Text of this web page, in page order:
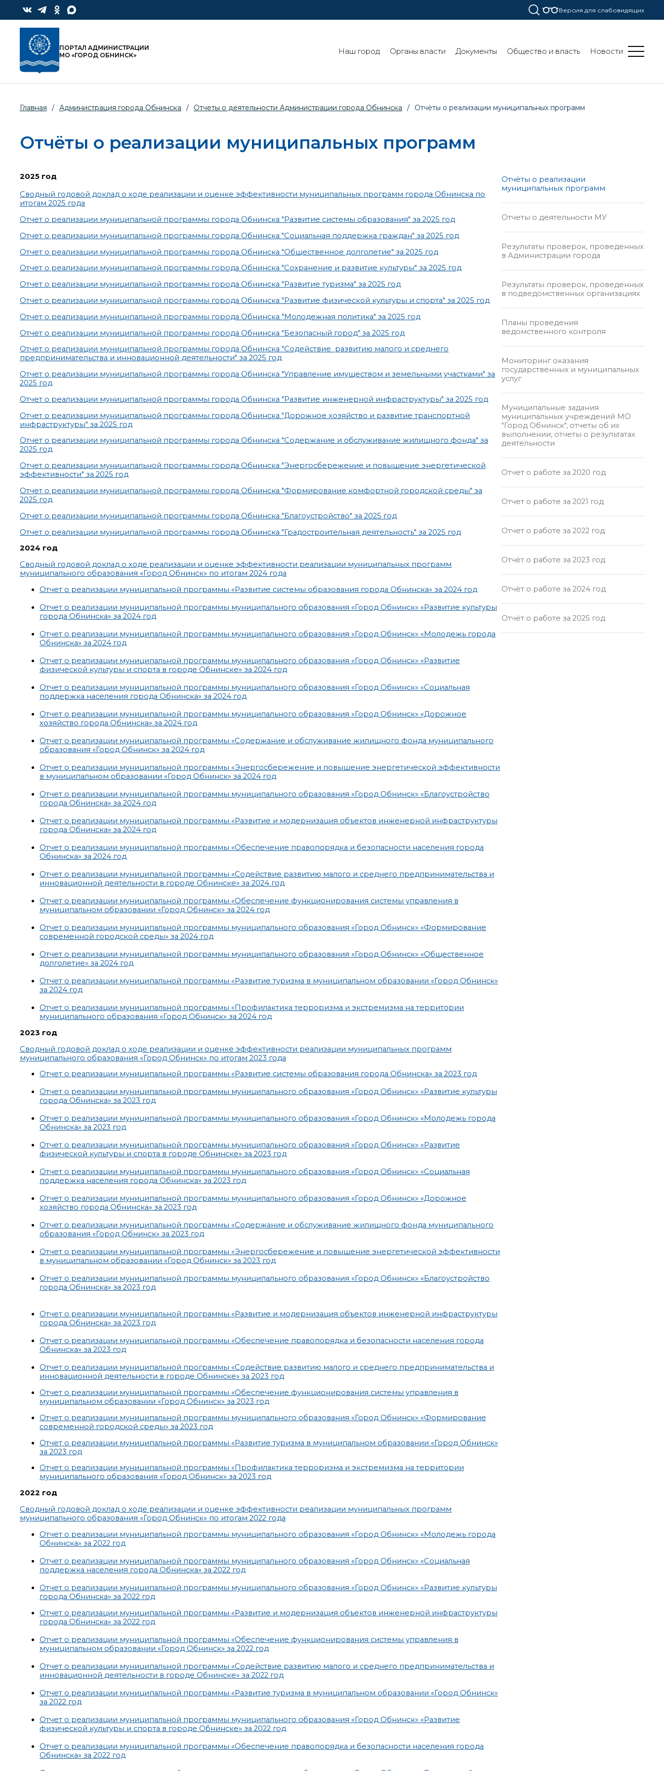
Версия для слабовидящих
ПОРТАЛ АДМИНИСТРАЦИИ
МО «ГОРОД ОБНИНСК»
Наш город Органы власти Документы Общество и власть Новости
Главная / Администрация города Обнинска / Отчеты о деятельности Администрации города Обнинска / Отчёты о реализации муниципальных программ
Отчёты о реализации муниципальных программ
2025 год
Сводный годовой доклад о ходе реализации и оценке эффективности муниципальных программ города Обнинска по
итогам 2025 года
Отчет о реализации муниципальной программы города Обнинска "Развитие системы образования" за 2025 год
Отчет о реализации муниципальной программы города Обнинска "Социальная поддержка граждан" за 2025 год
Отчет о реализации муниципальной программы города Обнинска "Общественное долголетие" за 2025 год
Отчет о реализации муниципальной программы города Обнинска "Сохранение и развитие культуры" за 2025 год
Отчет о реализации муниципальной программы города Обнинска "Развитие туризма" за 2025 год
Отчет о реализации муниципальной программы города Обнинска "Развитие физической культуры и спорта" за 2025 год
Отчет о реализации муниципальной программы города Обнинска "Молодежная политика" за 2025 год
Отчет о реализации муниципальной программы города Обнинска "Безопасный город" за 2025 год
Отчет о реализации муниципальной программы города Обнинска "Содействие развитию малого и среднего
предпринимательства и инновационной деятельности" за 2025 год
Отчет о реализации муниципальной программы города Обнинска "Управление имуществом и земельными участками" за
2025 год
Отчет о реализации муниципальной программы города Обнинска "Развитие инженерной инфраструктуры" за 2025 год
Отчет о реализации муниципальной программы города Обнинска "Дорожное хозяйство и развитие транспортной
инфраструктуры" за 2025 год
Отчет о реализации муниципальной программы города Обнинска "Содержание и обслуживание жилищного фонда" за
2025 год
Отчет о реализации муниципальной программы города Обнинска "Энергосбережение и повышение энергетической
эффективности" за 2025 год
Отчет о реализации муниципальной программы города Обнинска "Формирование комфортной городской среды" за
2025 год
Отчет о реализации муниципальной программы города Обнинска "Благоустройство" за 2025 год
Отчет о реализации муниципальной программы города Обнинска "Градостроительная деятельность" за 2025 год
2024 год
Сводный годовой доклад о ходе реализации и оценке эффективности реализации муниципальных программ
муниципального образования «Город Обнинск» по итогам 2024 года
Отчет о реализации муниципальной программы «Развитие системы образования города Обнинска» за 2024 год
Отчет о реализации муниципальной программы муниципального образования «Город Обнинск» «Развитие культуры
города Обнинска» за 2024 год
Отчет о реализации муниципальной программы муниципального образования «Город Обнинск» «Молодежь города
Обнинска» за 2024 год
Отчет о реализации муниципальной программы муниципального образования «Город Обнинск» «Развитие
физической культуры и спорта в городе Обнинске» за 2024 год
Отчет о реализации муниципальной программы муниципального образования «Город Обнинск» «Социальная
поддержка населения города Обнинска» за 2024 год
Отчет о реализации муниципальной программы муниципального образования «Город Обнинск» «Дорожное
хозяйство города Обнинска» за 2024 год
Отчет о реализации муниципальной программы «Содержание и обслуживание жилищного фонда муниципального
образования «Город Обнинск» за 2024 год
Отчет о реализации муниципальной программы «Энергосбережение и повышение энергетической эффективности
в муниципальном образовании «Город Обнинск» за 2024 год
Отчет о реализации муниципальной программы муниципального образования «Город Обнинск» «Благоустройство
города Обнинска» за 2024 год
Отчет о реализации муниципальной программы «Развитие и модернизация объектов инженерной инфраструктуры
города Обнинска» за 2024 год
Отчет о реализации муниципальной программы «Обеспечение правопорядка и безопасности населения города
Обнинска» за 2024 год
Отчет о реализации муниципальной программы «Содействие развитию малого и среднего предпринимательства и
инновационной деятельности в городе Обнинске» за 2024 год
Отчет о реализации муниципальной программы «Обеспечение функционирования системы управления в
муниципальном образовании «Город Обнинск» за 2024 год
Отчет о реализации муниципальной программы муниципального образования «Город Обнинск» «Формирование
современной городской среды» за 2024 год
Отчет о реализации муниципальной программы муниципального образования «Город Обнинск» «Общественное
долголетие» за 2024 год
Отчет о реализации муниципальной программы «Развитие туризма в муниципальном образовании «Город Обнинск»
за 2024 год
Отчет о реализации муниципальной программы «Профилактика терроризма и экстремизма на территории
муниципального образования «Город Обнинск» за 2024 год
2023 год
Сводный годовой доклад о ходе реализации и оценке эффективности реализации муниципальных программ
муниципального образования «Город Обнинск» по итогам 2023 года
Отчет о реализации муниципальной программы «Развитие системы образования города Обнинска» за 2023 год
Отчет о реализации муниципальной программы муниципального образования «Город Обнинск» «Развитие культуры
города Обнинска» за 2023 год
Отчет о реализации муниципальной программы муниципального образования «Город Обнинск» «Молодежь города
Обнинска» за 2023 год
Отчет о реализации муниципальной программы муниципального образования «Город Обнинск» «Развитие
физической культуры и спорта в городе Обнинске» за 2023 год
Отчет о реализации муниципальной программы муниципального образования «Город Обнинск» «Социальная
поддержка населения города Обнинска» за 2023 год
Отчет о реализации муниципальной программы муниципального образования «Город Обнинск» «Дорожное
хозяйство города Обнинска» за 2023 год
Отчет о реализации муниципальной программы «Содержание и обслуживание жилищного фонда муниципального
образования «Город Обнинск» за 2023 год
Отчет о реализации муниципальной программы «Энергосбережение и повышение энергетической эффективности
в муниципальном образовании «Город Обнинск» за 2023 год
Отчет о реализации муниципальной программы муниципального образования «Город Обнинск» «Благоустройство
города Обнинска» за 2023 год
Отчет о реализации муниципальной программы «Развитие и модернизация объектов инженерной инфраструктуры
города Обнинска» за 2023 год
Отчет о реализации муниципальной программы «Обеспечение правопорядка и безопасности населения города
Обнинска» за 2023 год
Отчет о реализации муниципальной программы «Содействие развитию малого и среднего предпринимательства и
инновационной деятельности в городе Обнинске» за 2023 год
Отчет о реализации муниципальной программы «Обеспечение функционирования системы управления в
муниципальном образовании «Город Обнинск» за 2023 год
Отчет о реализации муниципальной программы муниципального образования «Город Обнинск» «Формирование
современной городской среды» за 2023 год
Отчет о реализации муниципальной программы «Развитие туризма в муниципальном образовании «Город Обнинск»
за 2023 год
Отчет о реализации муниципальной программы «Профилактика терроризма и экстремизма на территории
муниципального образования «Город Обнинск» за 2023 год
2022 год
Сводный годовой доклад о ходе реализации и оценке эффективности реализации муниципальных программ
муниципального образования «Город Обнинск» по итогам 2022 года
Отчет о реализации муниципальной программы муниципального образования «Город Обнинск» «Молодежь города
Обнинска» за 2022 год
Отчет о реализации муниципальной программы муниципального образования «Город Обнинск» «Социальная
поддержка населения города Обнинска» за 2022 год
Отчет о реализации муниципальной программы муниципального образования «Город Обнинск» «Развитие культуры
города Обнинска» за 2022 год
Отчет о реализации муниципальной программы «Развитие и модернизация объектов инженерной инфраструктуры
города Обнинска» за 2022 год
Отчет о реализации муниципальной программы «Обеспечение функционирования системы управления в
муниципальном образовании «Город Обнинск» за 2022 год
Отчет о реализации муниципальной программы «Содействие развитию малого и среднего предпринимательства и
инновационной деятельности в городе Обнинске» за 2022 год
Отчет о реализации муниципальной программы «Развитие туризма в муниципальном образовании «Город Обнинск»
за 2022 год
Отчет о реализации муниципальной программы муниципального образования «Город Обнинск» «Развитие
физической культуры и спорта в городе Обнинске» за 2022 год
Отчет о реализации муниципальной программы «Обеспечение правопорядка и безопасности населения города
Обнинска» за 2022 год
Отчёты о реализации
муниципальных программ
Отчеты о деятельности МУ
Результаты проверок, проведенных
в Администрации города
Результаты проверок, проведенных
в подведомственных организациях
Планы проведения
ведомственного контроля
Мониторинг оказания
государственных и муниципальных
услуг
Муниципальные задания
муниципальных учреждений МО
"Город Обнинск", отчеты об их
выполнении, отчеты о результатах
деятельности
Отчет о работе за 2020 год
Отчет о работе за 2021 год
Отчет о работе за 2022 год
Отчёт о работе за 2023 год
Отчёт о работе за 2024 год
Отчёт о работе за 2025 год